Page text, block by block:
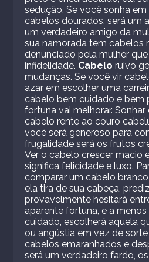
sedução. Se você sonha
cabelos dourados, será um
um verdadeiro amigo da
sua namorada tem cabelos
denunciado pela mulher
infidelidade. Cabelo ruivo
mudanças. Se você vir
azar em escolher uma
cabelo bem cuidado e bem
fortuna vai melhorar.
cabelo rente ao couro
você será generoso para
frugalidade será os frutos
Ver o cabelo crescer macio
significa felicidade e luxo.
comparar um cabelo
ela tira de sua cabeça,
provavelmente hesitará
aparente fortuna, e a
cuidado, escolherá aquela
ou angústia em vez de
cabelos emaranhados e
será um verdadeiro fardo,